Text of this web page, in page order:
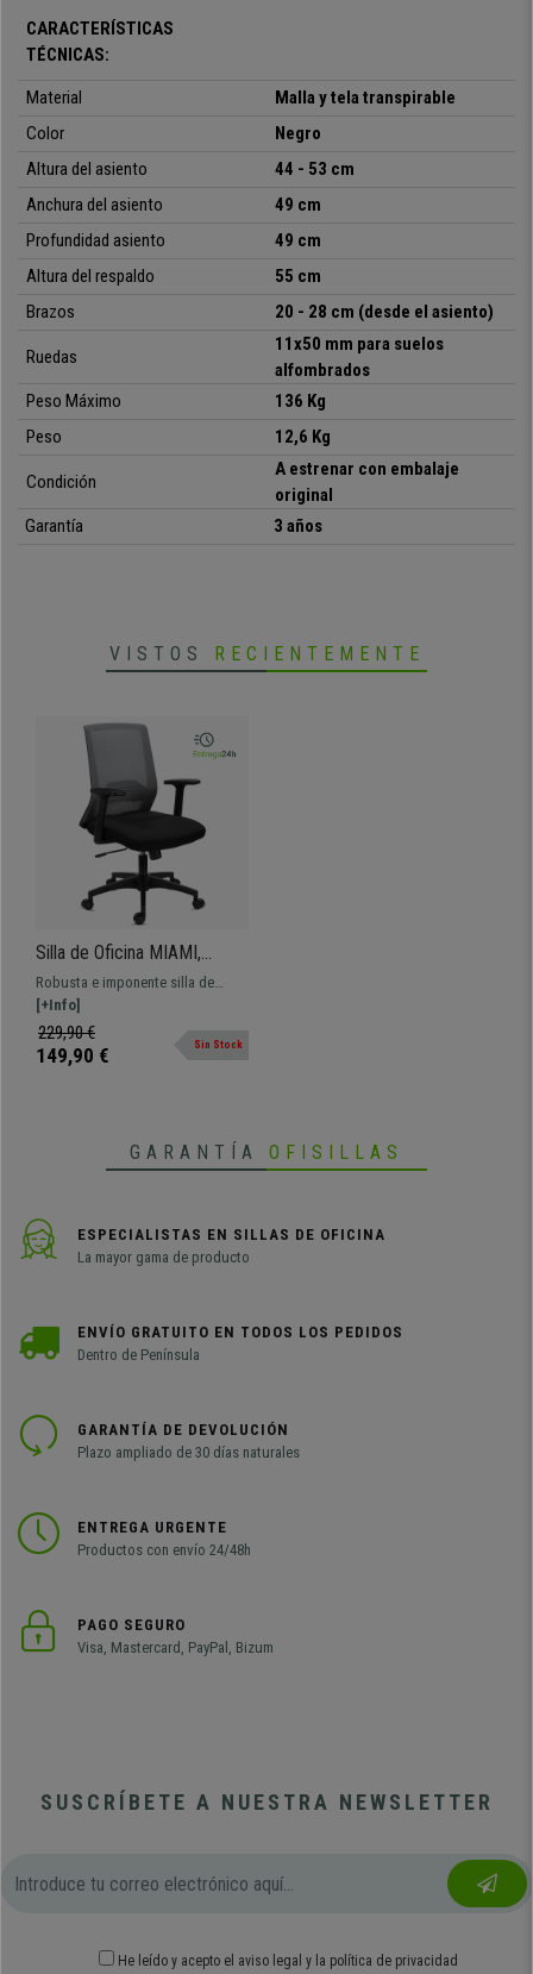
Sólo disponible en Ofisillas, con envío gratis en 24/48 horas y la garantía
y servicios más completos del mercado ¡No te quedes sin ella!
• Respaldo en malla con soporte lumbar
•Diseño profesional, ideal oficina u hogar
•Brazos ajustables en altura, con almohadillas
• Acolchado de alta densidad (28kg/ m3)
Disponible para envío en 24/48 horas
• Certificado calidad UNE EN 1335: 2021
CARACTERÍSTICAS
TÉCNICAS:
Material
Malla y tela transpirable
Color
Negro
Altura del asiento
44 - 53 cm
Anchura del asiento
49 cm
Profundidad asiento
49 cm
Altura del respaldo
55 cm
Brazos
20 - 28 cm (desde el asiento)
Ruedas
11x50 mm para suelos
alfombrados
Peso Máximo
136 Kg
Peso
12,6 Kg
Condición
A estrenar con embalaje
original
Garantía
3 años
VISTOS RECIENTEMENTE
Silla de Oficina MIAMI,
Soporte Lumbar, Brazos
Ajustables, Cómoda y
Robusta, Gris
Robusta e imponente silla de
oficina con soporte lumbar.
Asiento de alta densidad y brazos
ajustables para un óptimo confort
[+Info]
229,90 €
149,90 € Sin Stock
GARANTÍA OFISILLAS
ESPECIALISTAS EN SILLAS DE OFICINA
La mayor gama de producto
ENVÍO GRATUITO EN TODOS LOS PEDIDOS
Dentro de Península
GARANTÍA DE DEVOLUCIÓN
Plazo ampliado de 30 días naturales
ENTREGA URGENTE
Productos con envío 24/48h
PAGO SEGURO
Visa, Mastercard, PayPal, Bizum
SUSCRÍBETE A NUESTRA NEWSLETTER
He leído y acepto el aviso legal y la política de privacidad